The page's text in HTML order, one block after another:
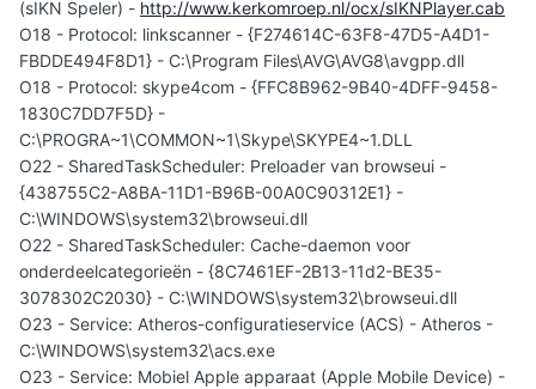
(sIKN Speler) - http://www.kerkomroep.nl/ocx/sIKNPlayer.cab
O18 - Protocol: linkscanner - {F274614C-63F8-47D5-A4D1-
FBDDE494F8D1} - C:\Program Files\AVG\AVG8\avgpp.dll
O18 - Protocol: skype4com - {FFC8B962-9B40-4DFF-9458-
1830C7DD7F5D} -
C:\PROGRA~1\COMMON~1\Skype\SKYPE4~1.DLL
O22 - SharedTaskScheduler: Preloader van browseui -
{438755C2-A8BA-11D1-B96B-00A0C90312E1} -
C:\WINDOWS\system32\browseui.dll
O22 - SharedTaskScheduler: Cache-daemon voor
onderdeelcategorieën - {8C7461EF-2B13-11d2-BE35-
3078302C2030} - C:\WINDOWS\system32\browseui.dll
O23 - Service: Atheros-configuratieservice (ACS) - Atheros -
C:\WINDOWS\system32\acs.exe
O23 - Service: Mobiel Apple apparaat (Apple Mobile Device) -